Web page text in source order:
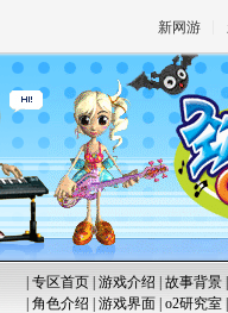
新网游
|专区首页 |游戏介绍 |故事背景
|角色介绍 |游戏界面 |o2研究室